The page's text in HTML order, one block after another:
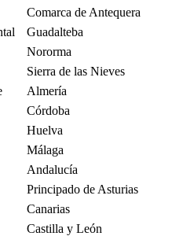
Comarca de Antequera
Guadalteba
Nororma
Sierra de las Nieves
Almería
Córdoba
Huelva
Málaga
Andalucía
Principado de Asturias
Canarias
Castilla y León